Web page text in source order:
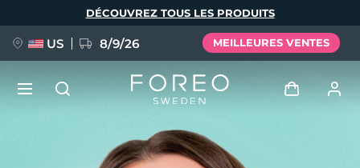
DÉCOUVREZ TOUS LES PRODUITS
US 8/9/26 MEILLEURES VENTES